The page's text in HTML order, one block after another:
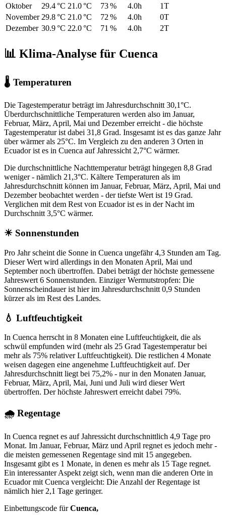
Oktober
29.4 °C 21.0 °C 73 % 4.0h
1T
November 29.8 °C 21.0 °C 72 % 4.0h
0T
Dezember 30.9 °C 22.0 °C 71 % 4.0h 2T
📊 Klima-Analyse für Cuenca
🌡 Temperaturen
Die Tagestemperatur beträgt im Jahresdurchschnitt 30,1°C.
Überdurchschnittliche Temperaturen werden also im Januar,
Februar, März, April, Mai und Dezember erreicht - die höchste
Tagestemperatur ist dabei 31,8 Grad. Insgesamt ist es das ganze Jahr
über wärmer als 25°C. Im Vergleich zu den anderen 3 Orten in
Ecuador ist es in Cuenca auf Jahressicht 2,7°C wärmer.
Die durchschnittliche Nachttemperatur beträgt hingegen 8,8 Grad
weniger - nämlich 21,3°C. Kältere Temperaturen als im
Jahresdurchschnitt können im Januar, Februar, März, April, Mai und
Dezember beobachtet werden - der tiefste Wert ist 19 Grad.
Verglichen mit dem Rest von Ecuador ist es in der Nacht im
Durchschnitt 3,5°C wärmer.
☀ Sonnenstunden
Pro Jahr scheint die Sonne in Cuenca ungefähr 4,3 Stunden am Tag.
Dieser Wert wird allerdings in den Monaten April, Mai und
September noch übertroffen. Dabei beträgt der höchste gemessene
Jahreswert 6 Sonnenstunden. Einziger Wermutstropfen: Die
Sonnenscheindauer ist hier im Jahresdurchschnitt 0,9 Stunden
kürzer als im Rest des Landes.
💧 Luftfeuchtigkeit
In Cuenca herrscht in 8 Monaten eine Luftfeuchtigkeit, die als
schwül empfunden wird (mehr als 25 Grad Tagestemperatur bei
mehr als 75% relativer Luftfeuchtigkeit). Die restlichen 4 Monate
weisen dagegen eine angenehme Luftfeuchtigkeit auf. Der
Jahresdurchschnitt liegt bei 75,2% - nur in den Monaten Januar,
Februar, März, April, Mai, Juni und Juli wird dieser Wert
übertroffen. Der höchste Jahreswert erreicht dabei 79%.
🌧 Regentage
In Cuenca regnet es auf Jahressicht durchschnittlich 4,9 Tage pro
Monat. Im Januar, Februar, März und April regnet es jedoch mehr -
die meisten gemessenen Regentage sind mit 15 angegeben.
Insgesamt gibt es 1 Monate, in denen es mehr als 15 Tage regnet.
Ein interessanter Aspekt zeigt sich, wenn man die anderen Orte in
Ecuador mit Cuenca vergleicht: Die Anzahl der Regentage ist
nämlich hier 2,1 Tage geringer.
Einbettungscode fürCuenca,